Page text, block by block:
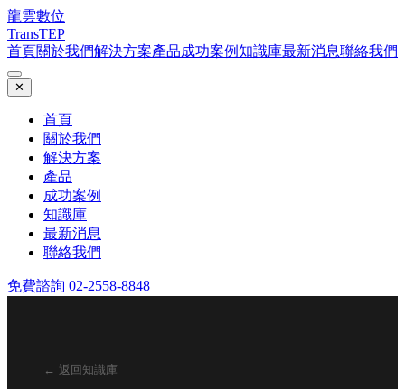
龍雲數位
TransTEP
首頁關於我們解決方案產品成功案例知識庫最新消息聯絡我們
✕
首頁
關於我們
解決方案
產品
成功案例
知識庫
最新消息
聯絡我們
免費諮詢 02-2558-8848
← 返回知識庫